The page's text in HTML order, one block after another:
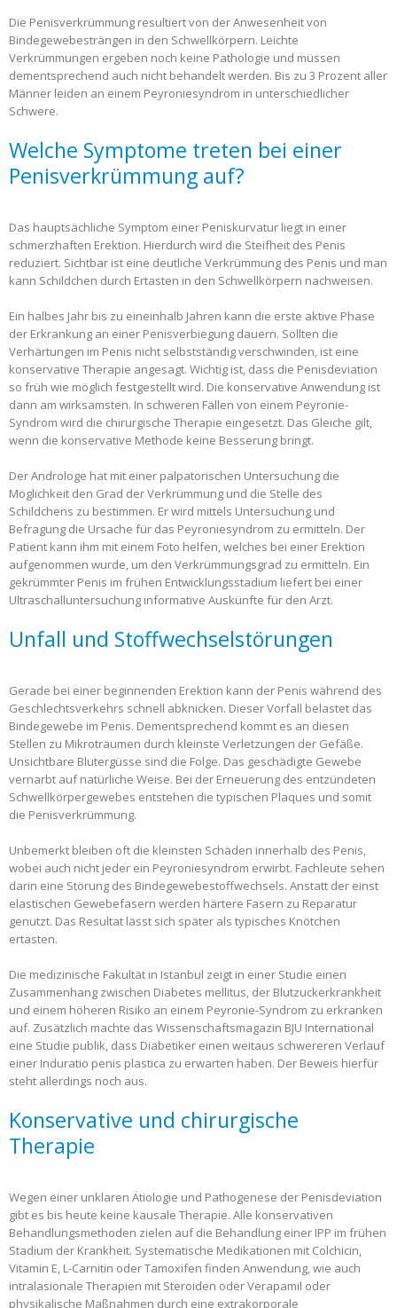
Die Penisverkrümmung resultiert von der Anwesenheit von
Bindegewebesträngen in den Schwellkörpern. Leichte
Verkrümmungen ergeben noch keine Pathologie und müssen
dementsprechend auch nicht behandelt werden. Bis zu 3 Prozent aller
Männer leiden an einem Peyroniesyndrom in unterschiedlicher
Schwere.
Welche Symptome treten bei einer
Penisverkrümmung auf?
Das hauptsächliche Symptom einer Peniskurvatur liegt in einer
schmerzhaften Erektion. Hierdurch wird die Steifheit des Penis
reduziert. Sichtbar ist eine deutliche Verkrümmung des Penis und man
kann Schildchen durch Ertasten in den Schwellkörpern nachweisen.
Ein halbes Jahr bis zu eineinhalb Jahren kann die erste aktive Phase
der Erkrankung an einer Penisverbiegung dauern. Sollten die
Verhärtungen im Penis nicht selbstständig verschwinden, ist eine
konservative Therapie angesagt. Wichtig ist, dass die Penisdeviation
so früh wie möglich festgestellt wird. Die konservative Anwendung ist
dann am wirksamsten. In schweren Fällen von einem Peyronie-
Syndrom wird die chirurgische Therapie eingesetzt. Das Gleiche gilt,
wenn die konservative Methode keine Besserung bringt.
Der Androloge hat mit einer palpatorischen Untersuchung die
Möglichkeit den Grad der Verkrümmung und die Stelle des
Schildchens zu bestimmen. Er wird mittels Untersuchung und
Befragung die Ursache für das Peyroniesyndrom zu ermitteln. Der
Patient kann ihm mit einem Foto helfen, welches bei einer Erektion
aufgenommen wurde, um den Verkrümmungsgrad zu ermitteln. Ein
gekrümmter Penis im frühen Entwicklungsstadium liefert bei einer
Ultraschalluntersuchung informative Auskünfte für den Arzt.
Unfall und Stoffwechselstörungen
Gerade bei einer beginnenden Erektion kann der Penis während des
Geschlechtsverkehrs schnell abknicken. Dieser Vorfall belastet das
Bindegewebe im Penis. Dementsprechend kommt es an diesen
Stellen zu Mikrotraumen durch kleinste Verletzungen der Gefäße.
Unsichtbare Blutergüsse sind die Folge. Das geschädigte Gewebe
vernarbt auf natürliche Weise. Bei der Erneuerung des entzündeten
Schwellkörpergewebes entstehen die typischen Plaques und somit
die Penisverkrümmung.
Unbemerkt bleiben oft die kleinsten Schäden innerhalb des Penis,
wobei auch nicht jeder ein Peyroniesyndrom erwirbt. Fachleute sehen
darin eine Störung des Bindegewebestoffwechsels. Anstatt der einst
elastischen Gewebefasern werden härtere Fasern zu Reparatur
genutzt. Das Resultat lässt sich später als typisches Knötchen
ertasten.
Die medizinische Fakultät in Istanbul zeigt in einer Studie einen
Zusammenhang zwischen Diabetes mellitus, der Blutzuckerkrankheit
und einem höheren Risiko an einem Peyronie-Syndrom zu erkranken
auf. Zusätzlich machte das Wissenschaftsmagazin BJU International
eine Studie publik, dass Diabetiker einen weitaus schwereren Verlauf
einer Induratio penis plastica zu erwarten haben. Der Beweis hierfür
steht allerdings noch aus.
Konservative und chirurgische
Therapie
Wegen einer unklaren Ätiologie und Pathogenese der Penisdeviation
gibt es bis heute keine kausale Therapie. Alle konservativen
Behandlungsmethoden zielen auf die Behandlung einer IPP im frühen
Stadium der Krankheit. Systematische Medikationen mit Colchicin,
Vitamin E, L-Carnitin oder Tamoxifen finden Anwendung, wie auch
intralasionale Therapien mit Steroiden oder Verapamil oder
physikalische Maßnahmen durch eine extrakorporale